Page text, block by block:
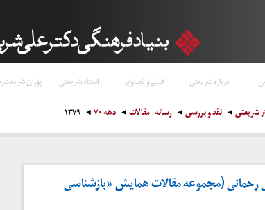
درباره شریعتی فیلم و تصاویر استاد شریعتی پوران
شریعتی نقد و بررسی رسانه - مقالات دهه ۷۰ ۱۳۷۹
رحمانی (مجموعه مقالات همایش «بازشناسی